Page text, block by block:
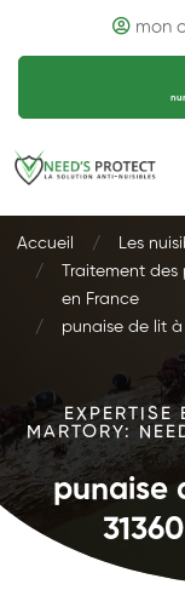
mon
Accueil
Les
Traitement
en France
punaise de lit
MARTORY:
punaise